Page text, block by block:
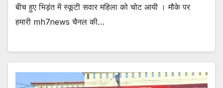
बीच हुए भिड़ंत में स्कूटी सवार महिला को चोट आयी । मौके पर
हमारी mh7news चैनल की…